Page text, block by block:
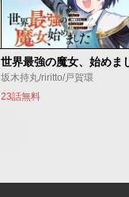
坂木持丸/riritto/戸賀環
23話無料